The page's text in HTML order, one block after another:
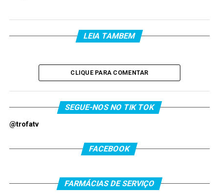
LEIA TAMBEM
CLIQUE PARA COMENTAR
SEGUE-NOS NO TIK TOK
@trofatv
FACEBOOK
FARMÁCIAS DE SERVIÇO